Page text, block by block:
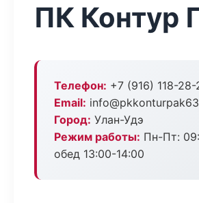
ПК Контур
Телефон: +7 (916) 118-28-
Email:
Город: Улан-Удэ
Режим работы: Пн-Пт:
обед 13:00-14:00